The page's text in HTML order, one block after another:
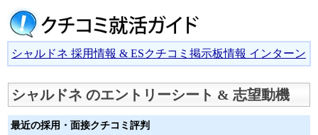
シャルドネ 採用情報 & ESクチコミ掲示板情報 インターン
シャルドネ のエントリーシート & 志望動機
最近の採用・面接クチコミ評判